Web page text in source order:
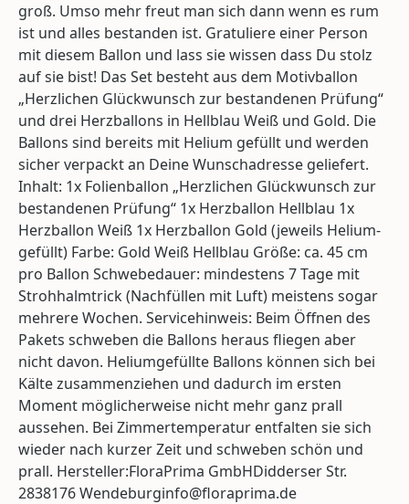
groß. Umso mehr freut man sich dann wenn es rum
ist und alles bestanden ist. Gratuliere einer Person
mit diesem Ballon und lass sie wissen dass Du stolz
auf sie bist! Das Set besteht aus dem Motivballon
„Herzlichen Glückwunsch zur bestandenen Prüfung“
und drei Herzballons in Hellblau Weiß und Gold. Die
Ballons sind bereits mit Helium gefüllt und werden
sicher verpackt an Deine Wunschadresse geliefert.
Inhalt: 1x Folienballon „Herzlichen Glückwunsch zur
bestandenen Prüfung“ 1x Herzballon Hellblau 1x
Herzballon Weiß 1x Herzballon Gold (jeweils Helium-
gefüllt) Farbe: Gold Weiß Hellblau Größe: ca. 45 cm
pro Ballon Schwebedauer: mindestens 7 Tage mit
Strohhalmtrick (Nachfüllen mit Luft) meistens sogar
mehrere Wochen. Servicehinweis: Beim Öffnen des
Pakets schweben die Ballons heraus fliegen aber
nicht davon. Heliumgefüllte Ballons können sich bei
Kälte zusammenziehen und dadurch im ersten
Moment möglicherweise nicht mehr ganz prall
aussehen. Bei Zimmertemperatur entfalten sie sich
wieder nach kurzer Zeit und schweben schön und
prall. Hersteller:FloraPrima GmbHDidderser Str.
2838176 Wendeburginfo@floraprima.de